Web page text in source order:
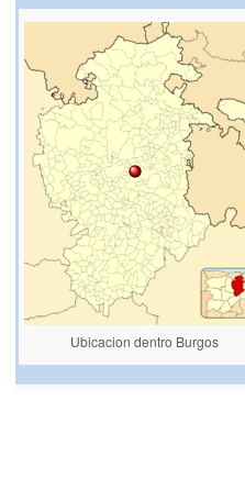
Ubicacion dentro Burgos